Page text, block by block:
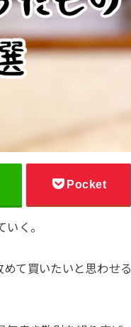
Pocket
く。
て買いたいと思わせる